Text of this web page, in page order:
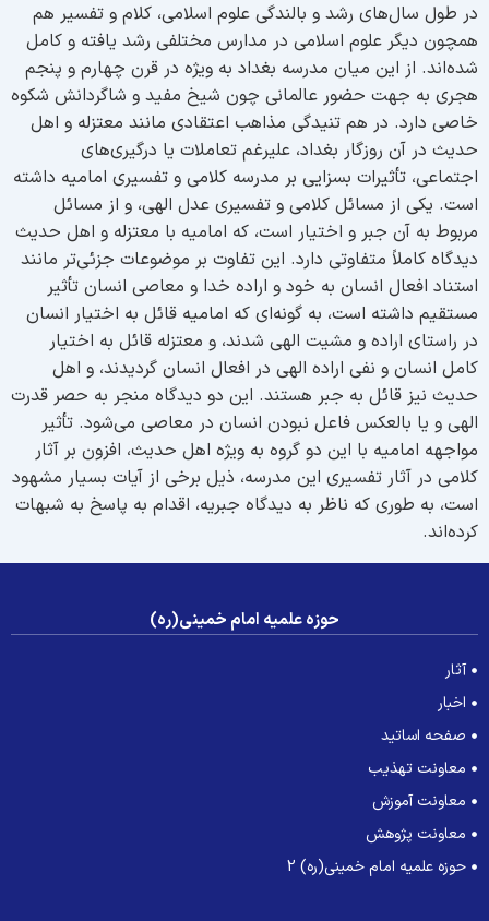
طول سال‌های رشد و بالندگی علوم اسلامی، کلام و تفسیر هم
دیگر علوم اسلامی در مدارس مختلفی رشد یافته و کامل
از این میان مدرسه بغداد به ویژه در قرن چهارم و پنجم
به جهت حضور عالمانی چون شیخ مفید و شاگردانش شکوه
دارد. در هم تنیدگی مذاهب اعتقادی مانند معتزله و اهل
در آن روزگار بغداد، علیرغم تعاملات یا درگیری‌های
تأثیرات بسزایی بر مدرسه کلامی و تفسیری امامیه داشته
یکی از مسائل کلامی و تفسیری عدل الهی، و از مسائل
به آن جبر و اختیار است، که امامیه با معتزله و اهل حدیث
کاملاً متفاوتی دارد. این تفاوت بر موضوعات جزئی‌تر مانند
افعال انسان به خود و اراده خدا و معاصی انسان تأثیر
داشته است، به گونه‌ای که امامیه قائل به اختیار انسان
راستای اراده و مشیت الهی شدند، و معتزله قائل به اختیار
انسان و نفی اراده الهی در افعال انسان گردیدند، و اهل
نیز قائل به جبر هستند. این دو دیدگاه منجر به حصر قدرت
و یا بالعکس فاعل نبودن انسان در معاصی می‌شود. تأثیر
امامیه با این دو گروه به ویژه اهل حدیث، افزون بر آثار
در آثار تفسیری این مدرسه، ذیل برخی از آیات بسیار مشهود
به طوری که ناظر به دیدگاه جبریه، اقدام به پاسخ به شبهات
حوزه علمیه امام خمینی(ره)
آثار
اخبار
صفحه اساتید
معاونت تهذیب
معاونت آموزش
معاونت پژوهش
حوزه علمیه امام خمینی(ره) 2